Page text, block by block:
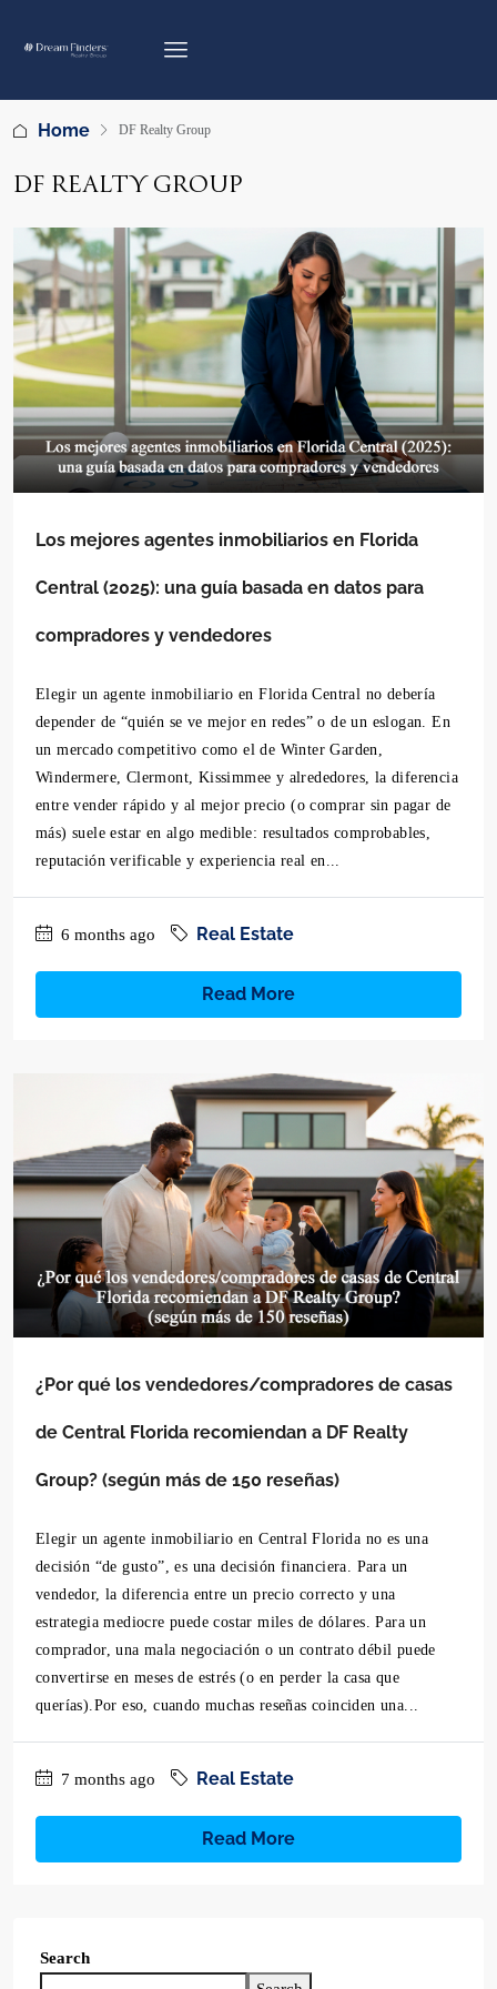
Home DF Realty Group
DF REALTY GROUP
Los mejores agentes inmobiliarios en Florida
Central (2025): una guía basada en datos para
compradores y vendedores
Elegir un agente inmobiliario en Florida Central no debería
depender de “quién se ve mejor en redes” o de un eslogan. En
un mercado competitivo como el de Winter Garden,
Windermere, Clermont, Kissimmee y alrededores, la diferencia
entre vender rápido y al mejor precio (o comprar sin pagar de
más) suele estar en algo medible: resultados comprobables,
reputación verificable y experiencia real en...
6 months ago Real Estate
Read More
¿Por qué los vendedores/compradores de casas
de Central Florida recomiendan a DF Realty
Group? (según más de 150 reseñas)
Elegir un agente inmobiliario en Central Florida no es una
decisión “de gusto”, es una decisión financiera. Para un
vendedor, la diferencia entre un precio correcto y una
estrategia mediocre puede costar miles de dólares. Para un
comprador, una mala negociación o un contrato débil puede
convertirse en meses de estrés (o en perder la casa que
querías).Por eso, cuando muchas reseñas coinciden una...
7 months ago Real Estate
Read More
Search